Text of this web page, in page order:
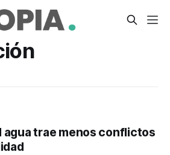
agua trae menos conflictos